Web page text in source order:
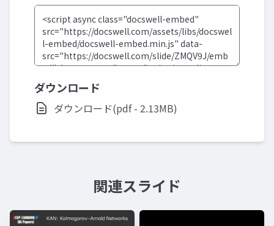
ダウンロード
ダウンロード(pdf - 2.13MB)
関連スライド